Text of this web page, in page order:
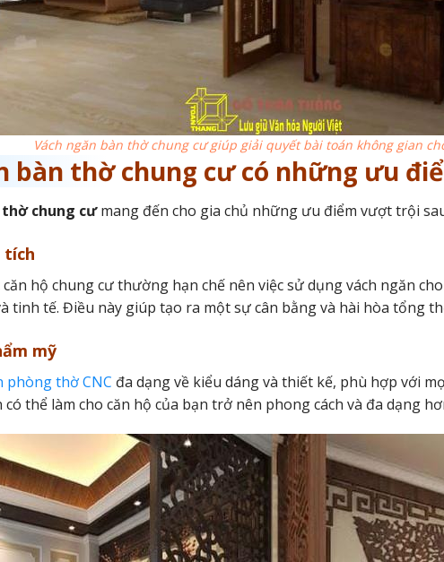
Vách ngăn bàn thờ chung cư giúp giải quyết bài toán không gian
bàn thờ chung cư có những ưu
thờ chung cưmang đến cho gia chủ những ưu điểm vượt trội
tích
hộ chung cư thường hạn chế nên việc sử dụng vách ngăn
tinh tế. Điều này giúp tạo ra một sự cân bằng và hài hòa tổng
mỹ
phòng thờ CNC đa dạng về kiểu dáng và thiết kế, phù hợp với
thể làm cho căn hộ của bạn trở nên phong cách và đa dạng